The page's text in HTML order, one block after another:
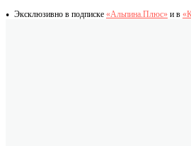
Эксклюзивно в подписке «Альпина.Плюс» и в